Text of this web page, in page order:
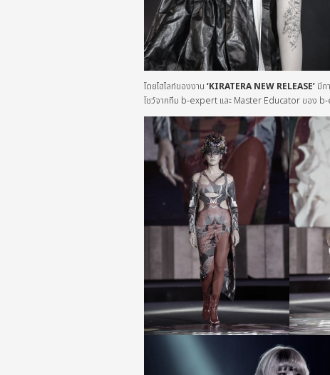
โดยไฮไลท์ของงาน ‘KIRATERA NEW RELEASE’ มีก
โชว์จากทีม b-expert และ Master Educator ของ b-